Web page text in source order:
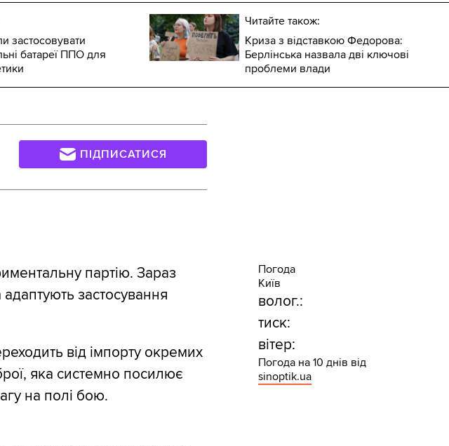
застосовувати
батареї ППО для
Читайте також:
Криза з відставкою Федорова:
Берлінська назвала дві ключові
проблеми влади
ПІДПИСАТИСЯ
партію. Зараз
адаптують застосування
від імпорту окремих
яка системно посилює
на полі бою.
Погода
Київ
волог.:
тиск:
вітер:
Погода на 10 днів від
sinoptik.ua